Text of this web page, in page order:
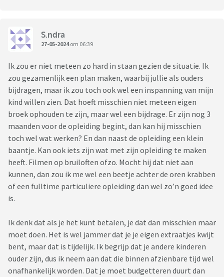
S.ndra
27-05-2024om 06:39
Ik zou er niet meteen zo hard in staan gezien de situatie. Ik
zou gezamenlijk een plan maken, waarbij jullie als ouders
bijdragen, maar ik zou toch ook wel een inspanning van mijn
kind willen zien. Dat hoeft misschien niet meteen eigen
broek ophouden te zijn, maar wel een bijdrage. Er zijn nog 3
maanden voor de opleiding begint, dan kan hij misschien
toch wel wat werken? En dan naast de opleiding een klein
baantje. Kan ook iets zijn wat met zijn opleiding te maken
heeft. Filmen op bruiloften ofzo. Mocht hij dat niet aan
kunnen, dan zou ik me wel een beetje achter de oren krabben
of een fulltime particuliere opleiding dan wel zo’n goed idee
is.
Ik denk dat als je het kunt betalen, je dat dan misschien maar
moet doen. Het is wel jammer dat je je eigen extraatjes kwijt
bent, maar dat is tijdelijk. Ik begrijp dat je andere kinderen
ouder zijn, dus ik neem aan dat die binnen afzienbare tijd wel
onafhankelijk worden. Dat je moet budgetteren duurt dan